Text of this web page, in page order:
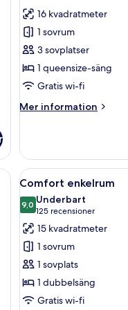
Without
Transit
Area
för
Dubbelrum
16 kvadratmeter
1 sovrum
3 sovplatser
1 queensize-säng
Gratis wi-fi
Mer information
Mer
skrivbord, en stol, en TV
Öppna
alla
foton
för
Comfort
enkelrum
6
Comfort enkelrum
9,09,0 av 10
Underbart
125 recensioner
(125 recensioner)
15 kvadratmeter
1 sovrum
1 sovplats
1 dubbelsäng
Gratis wi-fi